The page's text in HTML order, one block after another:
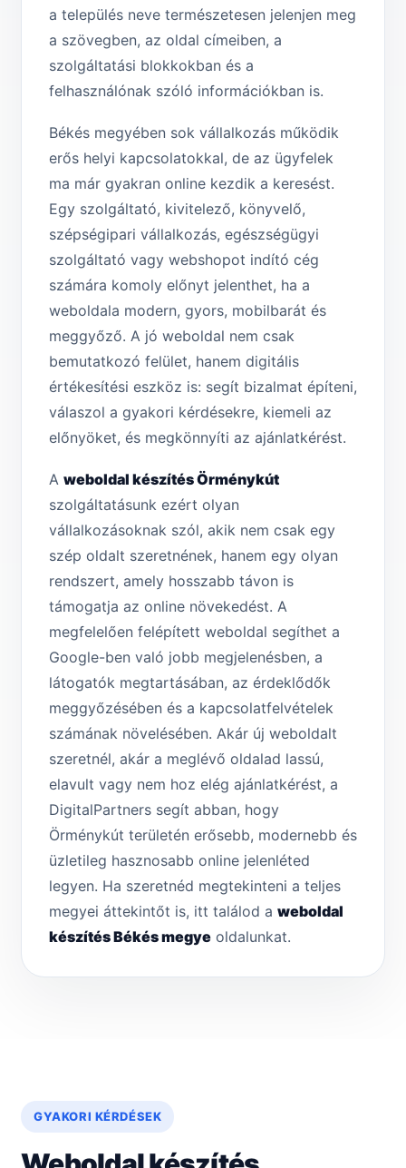
a település neve természetesen jelenjen meg
a szövegben, az oldal címeiben, a
szolgáltatási blokkokban és a
felhasználónak szóló információkban is.
Békés megyében sok vállalkozás működik
erős helyi kapcsolatokkal, de az ügyfelek
ma már gyakran online kezdik a keresést.
Egy szolgáltató, kivitelező, könyvelő,
szépségipari vállalkozás, egészségügyi
szolgáltató vagy webshopot indító cég
számára komoly előnyt jelenthet, ha a
weboldala modern, gyors, mobilbarát és
meggyőző. A jó weboldal nem csak
bemutatkozó felület, hanem digitális
értékesítési eszköz is: segít bizalmat építeni,
válaszol a gyakori kérdésekre, kiemeli az
előnyöket, és megkönnyíti az ajánlatkérést.
A weboldal készítés Örménykút
szolgáltatásunk ezért olyan
vállalkozásoknak szól, akik nem csak egy
szép oldalt szeretnének, hanem egy olyan
rendszert, amely hosszabb távon is
támogatja az online növekedést. A
megfelelően felépített weboldal segíthet a
Google-ben való jobb megjelenésben, a
látogatók megtartásában, az érdeklődők
meggyőzésében és a kapcsolatfelvételek
számának növelésében. Akár új weboldalt
szeretnél, akár a meglévő oldalad lassú,
elavult vagy nem hoz elég ajánlatkérést, a
DigitalPartners segít abban, hogy
Örménykút területén erősebb, modernebb és
üzletileg hasznosabb online jelenléted
legyen. Ha szeretnéd megtekinteni a teljes
megyei áttekintőt is, itt találod a weboldal
készítés Békés megye oldalunkat.
GYAKORI KÉRDÉSEK